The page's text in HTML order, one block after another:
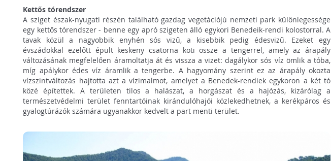
Kettős tórendszer
A sziget észak-nyugati részén található gazdag vegetációjú nemzeti park különlegessége
egy kettős tórendszer - benne egy apró szigeten álló egykori Benedeik-rendi kolostorral. A
tavak közül a nagyobbik enyhén sós vizű, a kisebbik pedig édesvizű. Ezeket egy
évszádokkal ezelőtt épült keskeny csatorna köti össze a tengerrel, amely az árapály
változásának megfelelően áramoltatja át és vissza a vizet: dagálykor sós víz ömlik a tóba,
míg apálykor édes víz áramlik a tengerbe. A hagyomány szerint ez az árapály okozta
vízszintváltozás hajtotta azt a vízimalmot, amelyet a Benedek-rendiek egykoron a két tó
közé építettek. A területen tilos a halászat, a horgászat és a hajózás, kizárólag a
természetvédelmi terület fenntartóinak kirándulóhajói közlekedhetnek, a kerékpáros és
gyalogtúrázók számára ugyanakkor kedvelt a part menti terület.